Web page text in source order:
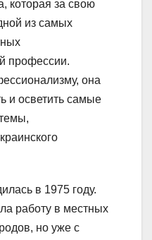
которая за свою
из самых
профессии.
она
и осветить самые
в 1975 году.
работу в местных
но уже с